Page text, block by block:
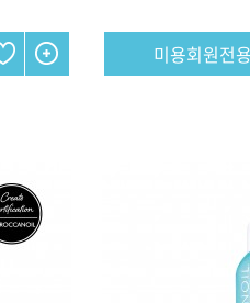
경기 경북 광주
미용회원전용